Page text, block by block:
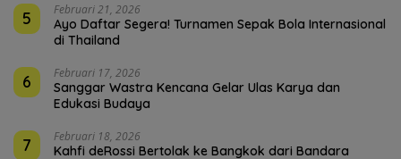
5 Februari 21, 2026
Ayo Daftar Segera! Turnamen Sepak Bola Internasional
di Thailand
6 Februari 17, 2026
Sanggar Wastra Kencana Gelar Ulas Karya dan
Edukasi Budaya
7 Februari 18, 2026
Kahfi deRossi Bertolak ke Bangkok dari Bandara